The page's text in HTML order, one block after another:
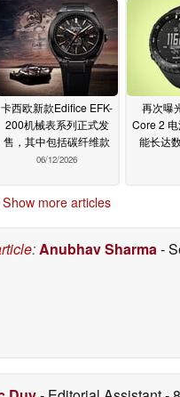
卡西欧新款Edifice EFK-
200机械表系列正式发
售，其中包括碳纤维款
06/12/2026
再次曝
Core 2
能长达
Show more articles
:Anubhav Sharma-